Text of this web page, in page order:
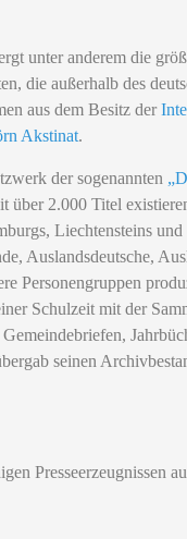
unter anderem die
die außerhalb des
aus dem Besitz der
Akstinat.
der sogenannten
über 2.000 Titel
Liechtensteins
Auslandsdeutsche,
Personengruppen
Schulzeit mit der
seinen
Presseerzeugnissen